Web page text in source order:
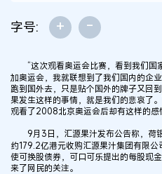
字号: + -
“这次观看奥运会比赛，看到我们国
加奥运会，我就联想到了我们国内的企
跑到国外去，只是贴个国外的牌子又回
果发生这样的事情，就是我们的悲哀了
观看了2008北京奥运会后却有这样的感
9月3日，汇源果汁发布公告称，荷
约179.2亿港元收购汇源果汁集团有限
使可换股债券，可口可乐提出的每股现
来了网民的关注。